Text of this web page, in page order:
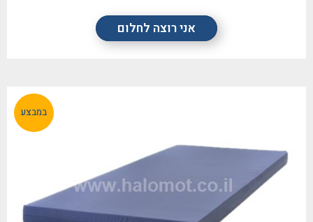
אני רוצה לחלום
במבצע